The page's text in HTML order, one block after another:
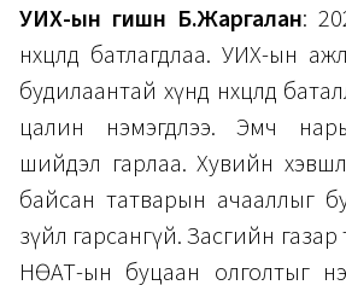
УИХ-ын гишүүн Б.Жаргалан:
нөхцөлд батлагдлаа. УИХ-ын
будилаантай хүнд нөхцөлд
цалин нэмэгдлээ. Эмч
шийдэл гарлаа. Хувийн
байсан татварын ачааллыг
зүйл гарсангүй. Засгийн газар
НӨАТ-ын буцаан олголтыг